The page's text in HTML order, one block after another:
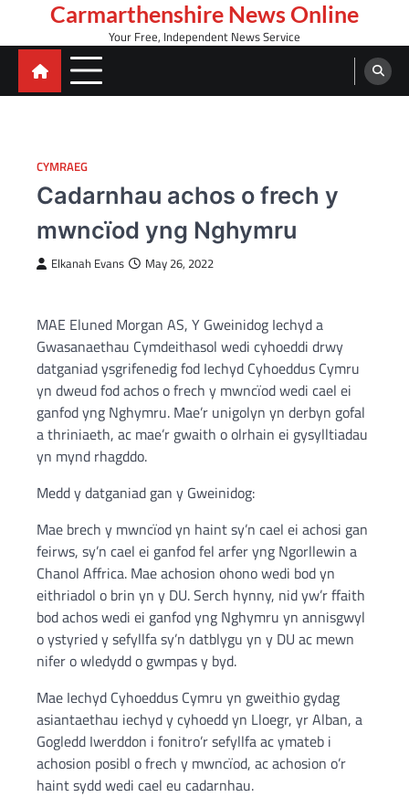
content
Carmarthenshire News Online
Your Free, Independent News Service
CYMRAEG
Cadarnhau achos o frech y
mwncïod yng Nghymru
Elkanah Evans May 26, 2022
MAE Eluned Morgan AS, Y Gweinidog Iechyd a
Gwasanaethau Cymdeithasol wedi cyhoeddi drwy
datganiad ysgrifenedig fod Iechyd Cyhoeddus Cymru
yn dweud fod achos o frech y mwncïod wedi cael ei
ganfod yng Nghymru. Mae’r unigolyn yn derbyn gofal
a thriniaeth, ac mae’r gwaith o olrhain ei gysylltiadau
yn mynd rhagddo.
Medd y datganiad gan y Gweinidog:
Mae brech y mwncïod yn haint sy’n cael ei achosi gan
feirws, sy’n cael ei ganfod fel arfer yng Ngorllewin a
Chanol Affrica. Mae achosion ohono wedi bod yn
eithriadol o brin yn y DU. Serch hynny, nid yw’r ffaith
bod achos wedi ei ganfod yng Nghymru yn annisgwyl
o ystyried y sefyllfa sy’n datblygu yn y DU ac mewn
nifer o wledydd o gwmpas y byd.
Mae Iechyd Cyhoeddus Cymru yn gweithio gydag
asiantaethau iechyd y cyhoedd yn Lloegr, yr Alban, a
Gogledd Iwerddon i fonitro’r sefyllfa ac ymateb i
achosion posibl o frech y mwncïod, ac achosion o’r
haint sydd wedi cael eu cadarnhau.